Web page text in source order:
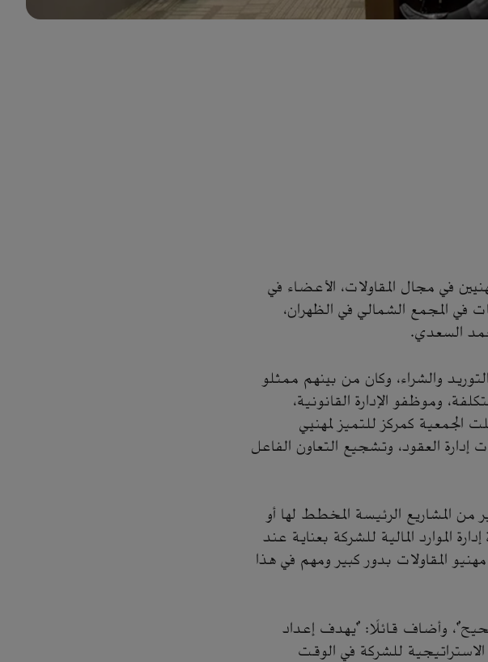
بعد إنشائها، اجتمع أكثر من 500 من المهنيين في مجال المقاولات، الأعضاء في
في المجمع الشمالي في الظهران،
السعدي.
والشراء، وكان من بينهم ممثلو
وموظفو الإدارة القانونية،
كمركز للتميز لمهنيي
إدارة العقود، وتشجيع التعاون الفاعل
المشاريع الرئيسة المخطط لها أو
الموارد المالية للشركة بعناية عند
المقاولات بدور كبير ومهم في هذا
وأضاف قائلًا: "يهدف إعداد
للشركة في الوقت